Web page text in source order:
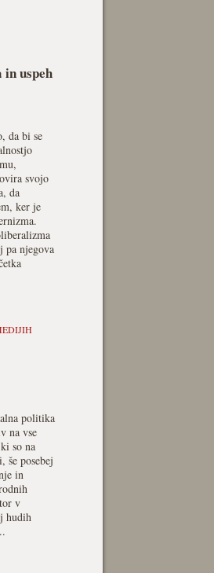
uspeh
da bi se
svojo
da
ker je
pa njegova
politika
na vse
so na
še posebej
in
v
hudih